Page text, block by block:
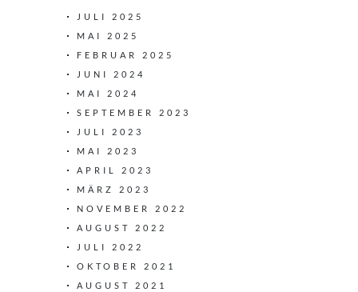
JULI 2025
MAI 2025
FEBRUAR 2025
JUNI 2024
MAI 2024
SEPTEMBER 2023
JULI 2023
MAI 2023
APRIL 2023
MÄRZ 2023
NOVEMBER 2022
AUGUST 2022
JULI 2022
OKTOBER 2021
AUGUST 2021